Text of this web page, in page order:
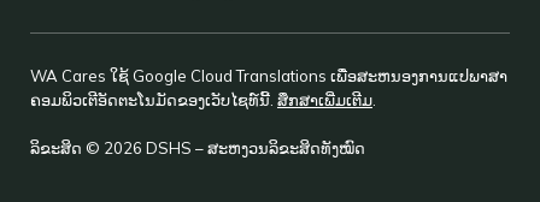
WA Cares ໃຊ້ Google Cloud Translations ເພື່ອສະຫນອງການແປພາສາ
ຄອມພິວເຕີອັດຕະໂນມັດຂອງເວັບໄຊທ໌ນີ້. ສຶກສາເພີ່ມເຕີມ
ລິຂະສິດ © 2026 DSHS – ສະຫງວນລິຂະສິດທັງໝົດ